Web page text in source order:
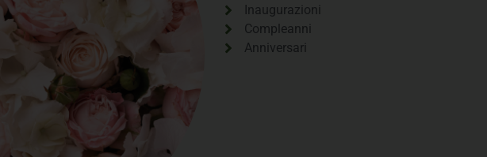
Inaugurazioni
Compleanni
Anniversari